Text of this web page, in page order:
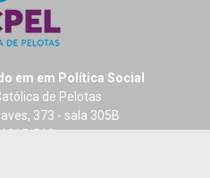
em em Política Social
de Pelotas
373 - sala 305B
560